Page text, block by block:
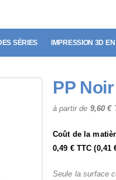
SÉRIES IMPRESSION 3D
PP
à partir de 9,60 €
Coût de la
0,49 €TTC (0,41
Seule la surface